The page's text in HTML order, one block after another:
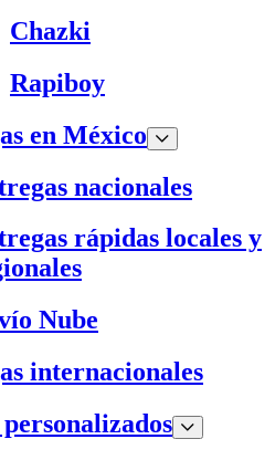
Chazki
Rapiboy
en México
nacionales
rápidas locales y
Nube
internacionales